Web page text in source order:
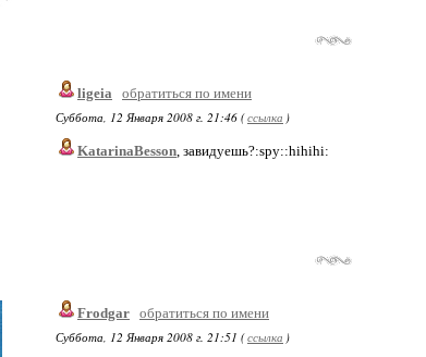
ligeia
обратиться по имени
Суббота, 12 Января 2008 г. 21:46 (ссылка )
KatarinaBesson, завидуешь?:spy::hihihi:
Frodgar обратиться по имени
Суббота, 12 Января 2008 г. 21:51 (ссылка )